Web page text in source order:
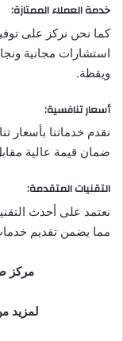
خدمة العملاء الممتازة:
كما نحن نركز على
استشارات مجانية
ويقظة.
أسعار تنافسية:
نقدم خدماتنا بأسعار
ضمان قيمة عالية
التقنيات المتقدمة:
نعتمد على أحدث
مما يضمن تقديم
مركز
لمزيد